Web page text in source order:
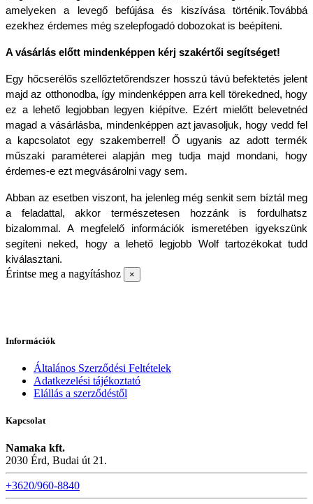
amelyeken a levegő befújása és kiszívása történik.Továbbá
ezekhez érdemes még szelepfogadó dobozokat is beépíteni.
A vásárlás előtt mindenképpen kérj szakértői segítséget!
Egy hőcserélős szellőztetőrendszer hosszú távú befektetés jelent
majd az otthonodba, így mindenképpen arra kell törekedned, hogy
ez a lehető legjobban legyen kiépítve. Ezért mielőtt belevetnéd
magad a vásárlásba, mindenképpen azt javasoljuk, hogy vedd fel
a kapcsolatot egy szakemberrel! Ő ugyanis az adott termék
műszaki paraméterei alapján meg tudja majd mondani, hogy
érdemes-e ezt megvásárolni vagy sem.
Abban az esetben viszont, ha jelenleg még senkit sem bíztál meg
a feladattal, akkor természetesen hozzánk is fordulhatsz
bizalommal. A megfelelő információk ismeretében igyekszünk
segíteni neked, hogy a lehető legjobb Wolf tartozékokat tudd
kiválasztani.
Érintse meg a nagyításhoz ×
Információk
Általános Szerződési Feltételek
Adatkezelési tájékoztató
Elállás a szerződéstől
Kapcsolat
Namaka kft.
2030 Érd, Budai út 21.
+3620/960-8840